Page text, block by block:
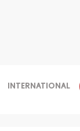
INTERNATIONAL